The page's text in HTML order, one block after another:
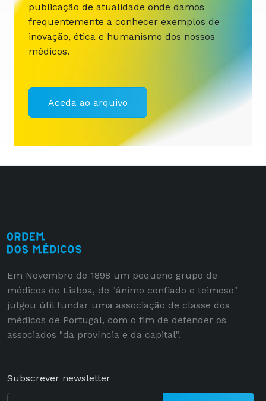
publicação de atualidade onde damos
frequentemente a conhecer exemplos de
inovação, ética e humanismo dos nossos
médicos.
Aceda ao arquivo
Em Novembro de 1898 um pequeno grupo de
médicos de Lisboa, de "ânimo confiado e teimoso"
julgou útil fundar uma associação de classe dos
médicos de Portugal, com o fim de defender os
associados "da província e da capital".
Subscrever newsletter